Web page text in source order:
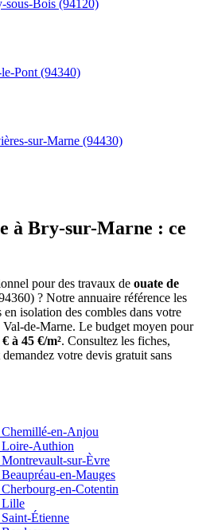
sous-Bois (94120)
Pont (94340)
sur-Marne (94430)
à Bry-sur-Marne : ce
pour des travaux de ouate de
? Notre annuaire référence les
en isolation des combles dans votre
de-Marne. Le budget moyen pour
à 45 €/m². Consultez les fiches,
votre devis gratuit sans
en-Anjou
Loire-Authion
sur-Èvre
en-Mauges
en-Cotentin
Lille
Étienne